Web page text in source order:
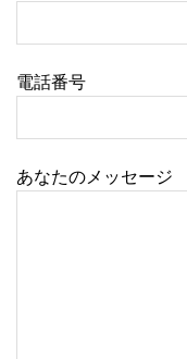
電話番号
あなたのメッセージ